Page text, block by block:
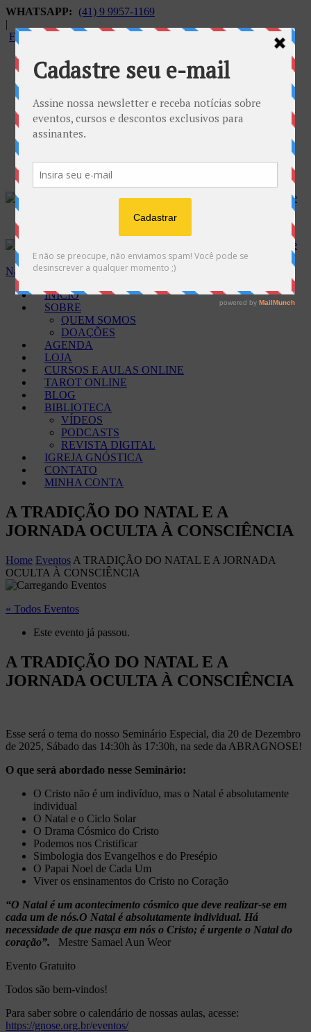
WHATSAPP:
(41) 9 9957-1169
|
FALECONOSCO@GNOSE.ORG.BR
Navegação
INÍCIO
SOBRE
QUEM SOMOS
DOAÇÕES
AGENDA
LOJA
CURSOS E AULAS ONLINE
TAROT ONLINE
BLOG
BIBLIOTECA
VÍDEOS
PODCASTS
REVISTA DIGITAL
IGREJA GNÓSTICA
CONTATO
MINHA CONTA
A TRADIÇÃO DO NATAL E A
JORNADA OCULTA À CONSCIÊNCIA
Home Eventos A TRADIÇÃO DO NATAL E A JORNADA
OCULTA À CONSCIÊNCIA
« Todos Eventos
Este evento já passou.
A TRADIÇÃO DO NATAL E A
JORNADA OCULTA À CONSCIÊNCIA
Esse será o tema do nosso Seminário Especial, dia 20 de Dezembro
de 2025, Sábado das 14:30h às 17:30h, na sede da ABRAGNOSE!
O que será abordado nesse Seminário:
O Cristo não é um indivíduo, mas o Natal é absolutamente
individual
O Natal e o Ciclo Solar
O Drama Cósmico do Cristo
Podemos nos Cristificar
Simbologia dos Evangelhos e do Presépio
O Papai Noel de Cada Um
Viver os ensinamentos do Cristo no Coração
“O Natal é um acontecimento cósmico que deve realizar-se em
cada um de nós.O Natal é absolutamente individual. Há
necessidade de que nasça em nós o Cristo; é urgente o Natal do
coração”.
Mestre Samael Aun Weor
Evento Gratuito
Todos são bem-vindos!
Para saber sobre o calendário de nossas aulas, acesse:
https://gnose.org.br/eventos/